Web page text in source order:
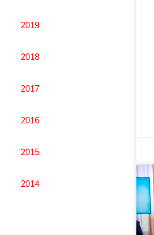
2019
2018
2017
2016
2015
2014